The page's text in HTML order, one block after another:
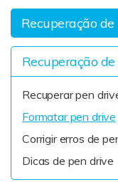
Reparação de
Transferência de
Recuperação de
Recuperação
Recuperar pen
Formatar pen drive
Corrigir erros de
Dicas de pen drive